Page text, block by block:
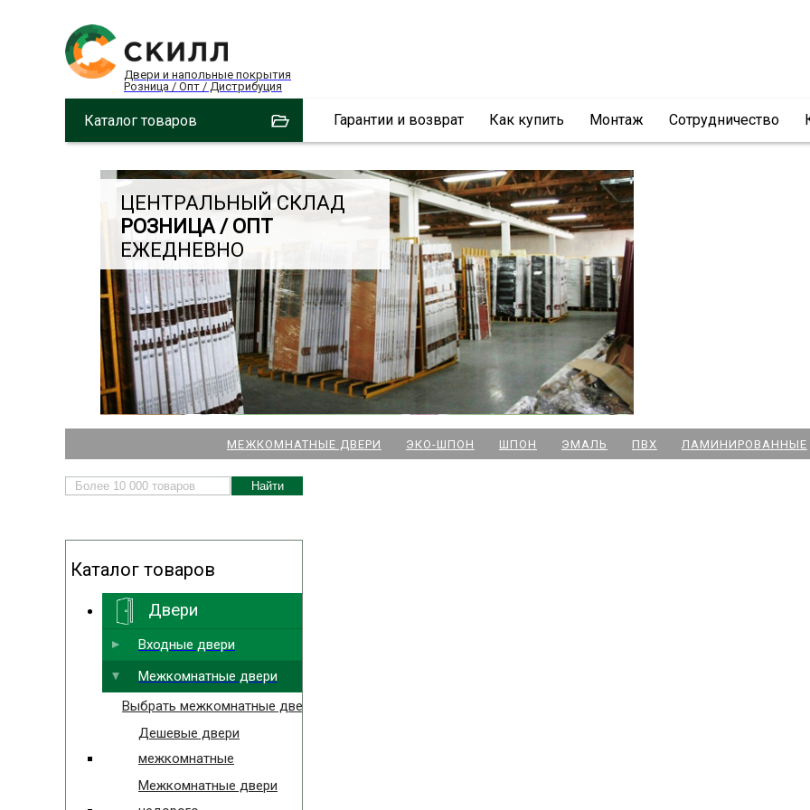
Двери и напольные покрытия
Розница / Опт / Дистрибуция
Каталог товаров Гарантии и возврат Как купить Монтаж Сотрудничество
ЦЕНТРАЛЬНЫЙ СКЛАД
РОЗНИЦА / ОПТ
ЕЖЕДНЕВНО
НАШИ МАГАЗИНЫ
ДВЕРЕЙ И ПАРКЕТА
м. Новочеркасская
м. Парк Победы
Выбрать ближайший
МЕЖКОМНАТНЫЕ ДВЕРИ ЭКО-ШПОН ШПОН ЭМАЛЬ ПВХ ЛАМИНИРОВАННЫЕ
Каталог товаров
Двери
Входные двери
Межкомнатные двери
Выбрать межкомнатные двери
Дешевые двери
межкомнатные
Межкомнатные двери